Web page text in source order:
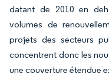
datant de 2010 en
volumes de
projets des secteurs
concentrent donc les
une couverture étendue